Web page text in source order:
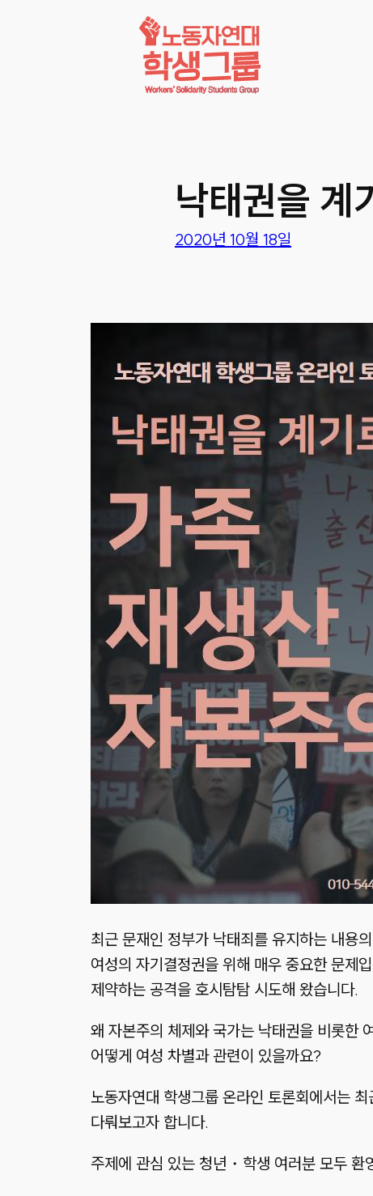
낙태권을 계
2020년 10월 18일
최근 문재인 정부가 낙태죄를 유지하는 내용
여성의 자기결정권을 위해 매우 중요한 문제
제약하는 공격을 호시탐탐 시도해 왔습니다.
왜 자본주의 체제와 국가는 낙태권을 비롯한
어떻게 여성 차별과 관련이 있을까요?
노동자연대 학생그룹 온라인 토론회에서는
다뤄보고자 합니다.
주제에 관심 있는 청년・학생 여러분 모두 환